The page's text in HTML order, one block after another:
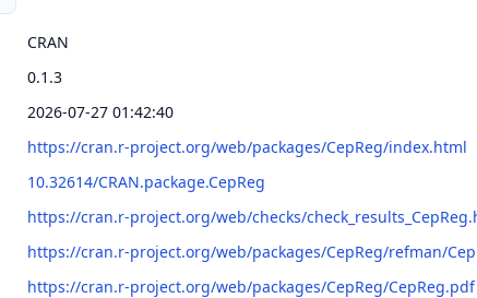
CRAN
0.1.3
2026-07-27 01:42:40
https://cran.r-project.org/web/packages/CepReg/index.html
10.32614/CRAN.package.CepReg
https://cran.r-project.org/web/checks/
https://cran.r-project.org/web/packages/CepReg/refman/
https://cran.r-project.org/web/packages/CepReg/CepReg.pdf